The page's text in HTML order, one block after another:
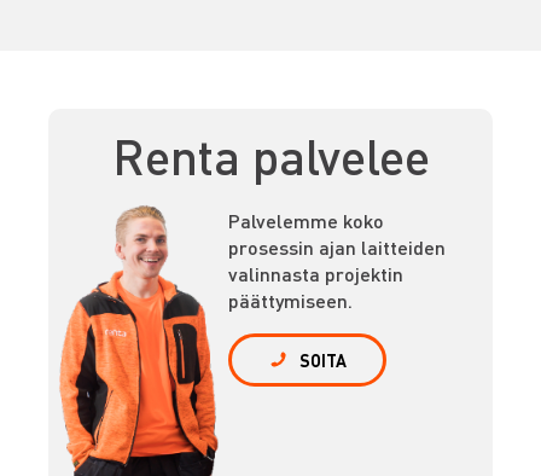
Renta palvelee
Palvelemme koko
prosessin ajan laitteiden
valinnasta projektin
päättymiseen.
SOITA